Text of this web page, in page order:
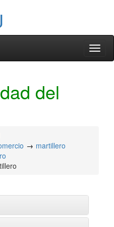
del
martillero